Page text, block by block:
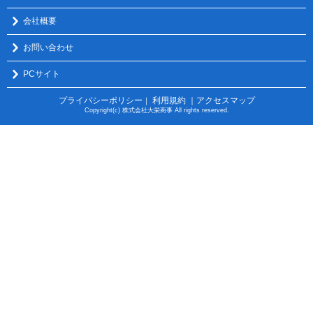
会社概要
お問い合わせ
PCサイト
プライバシーポリシー ｜ 利用規約 ｜アクセスマップ
Copyright(c) 株式会社大栄商事 All rights reserved.